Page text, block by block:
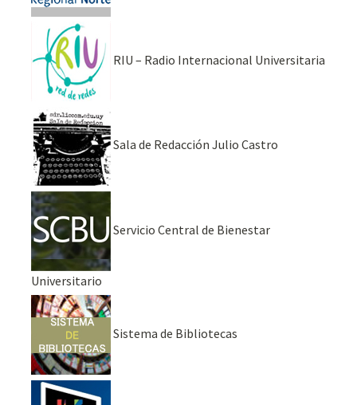
RIU – Radio Internacional Universitaria
Sala de Redacción Julio Castro
Servicio Central de Bienestar
Universitario
Sistema de Bibliotecas